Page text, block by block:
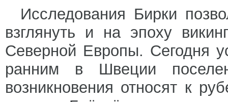
Исследования Бирки
взглянуть и на эпоху
Северной Европы. Сегодня
ранним в Швеции
возникновения относят к